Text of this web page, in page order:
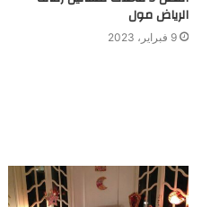
الرياض مول
9 فبراير، 2023